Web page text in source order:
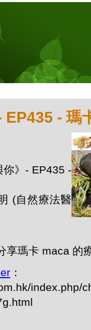
EP435 - 瑪
你》- EP435 -
(自然療法醫
享瑪卡 maca 的
：
index.php/